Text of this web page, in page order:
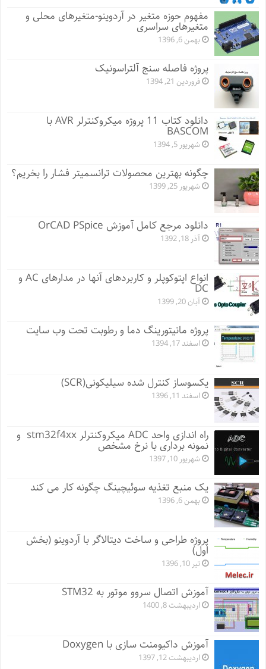
مفهوم حوزه متغیر در آردوینو-متغیرهای محلی و
متغیرهای سراسری
بهمن 6, 1396
پروژه فاصله سنج آلتراسونیک
فروردین 21, 1394
دانلود کتاب 11 پروژه میکروکنترلر AVR با
BASCOM
شهریور 5, 1394
چگونه بهترین محصولات ترانسمیتر فشار را بخریم؟
شهریور 25, 1399
دانلود مرجع کامل آموزش OrCAD PSpice
آذر 18, 1392
انواع اپتوکوپلر و کاربردهای آنها در مدارهای AC و
DC
آبان 20, 1399
پروژه مانيتورينگ دما و رطوبت تحت وب سایت
اسفند 17, 1394
یکسوساز کنترل شده سیلیکونی(SCR)
اسفند 11, 1396
راه اندازی واحد ADC میکروکنترلر stm32f4xx و
نمونه برداری با نرخ مشخص
شهریور 10, 1397
یک منبع تغذیه سوئیچینگ چگونه کار می کند
بهمن 6, 1396
پروژه طراحی و ساخت دیتالاگر با آردوینو (بخش
اول)
تیر 10, 1396
آموزش اتصال سروو موتور به STM32
اردیبهشت 8, 1400
آموزش داکیومنت سازی با Doxygen
اردیبهشت 12, 1397